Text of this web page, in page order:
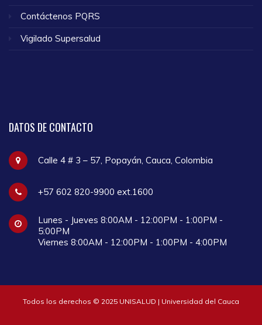
Contáctenos PQRS
Vigilado Supersalud
DATOS DE CONTACTO
Calle 4 # 3 – 57, Popayán, Cauca, Colombia
+57 602 820-9900 ext.1600
Lunes - Jueves 8:00AM - 12:00PM - 1:00PM -
5:00PM
Viernes 8:00AM - 12:00PM - 1:00PM - 4:00PM
Todos los derechos © 2025 UNISALUD | Universidad del Cauca